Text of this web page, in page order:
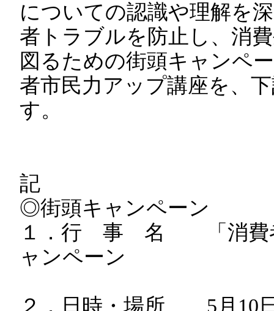
についての認識や理解を
者トラブルを防止し、消
図るための街頭キャンペ
者市民力アップ講座を、
す。
記
◎街頭キャンペーン
１．行 事 名 「消費者
ャンペーン
２．日時・場所 5月10日